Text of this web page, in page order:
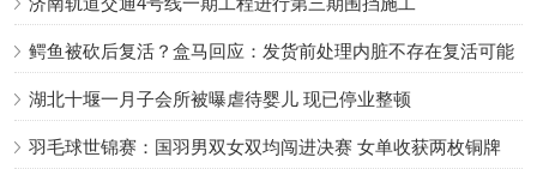
鳄鱼被砍后复活？盒马回应：发货前处理内脏不存在复活可能
湖北十堰一月子会所被曝虐待婴儿 现已停业整顿
羽毛球世锦赛：国羽男双女双均闯进决赛 女单收获两枚铜牌